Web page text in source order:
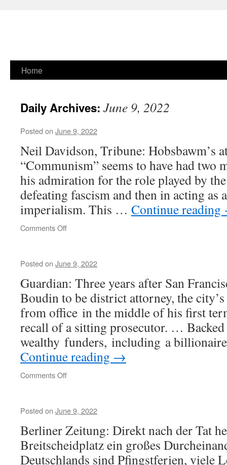
Skip
content
Home
Daily Archives: June 9, 2022
Posted on June 9, 2022
Neil Davidson, Tribune: Hobsbawm’s
“Communism” seems to have had two
his admiration for the role played by
defeating fascism and then in acting as
imperialism. This … Continue reading
Comments Offon
Posted on June 9, 2022
Guardian: Three years after San
Boudin to be district attorney, the
from office in the middle of his first
recall of a sitting prosecutor. …
wealthy funders, including a
Continue reading →
Comments Offon
Posted on June 9, 2022
Berliner Zeitung: Direkt nach der Tat
Breitscheidplatz ein großes
Deutschlands sind Pfingstferien, viele